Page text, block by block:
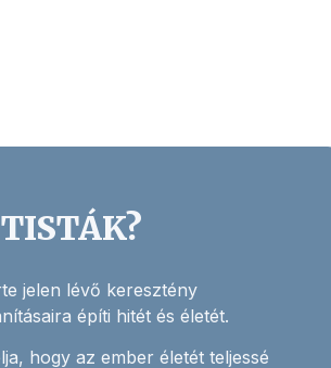
jelen lévő keresztény
építi hitét és életét.
hogy az ember életét teljessé